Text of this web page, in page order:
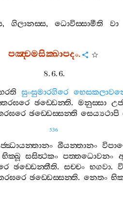
, ගිලානස‍්ස, ධොවිස‍්සාමීති වා
පඤ‍්චමසික‍්ඛාපදං.
8. 6. 6.
සුංසුමාරගිරෙ
ඡඩ‍්ඩෙන‍්ති. මනුස‍්සා
ඡඩ‍්ඩෙස‍්සන‍්ති සෙය්‍යථාපි
536
ඛීයන‍්තානං
භික‍්ඛූ සසිත්‍ථකං පත‍්තධොවනං
ඡඩ‍්ඩෙන‍්තීති. සච‍්චං භගවා.
ඡඩ‍්ඩෙස‍්සන‍්ති. නෙතං